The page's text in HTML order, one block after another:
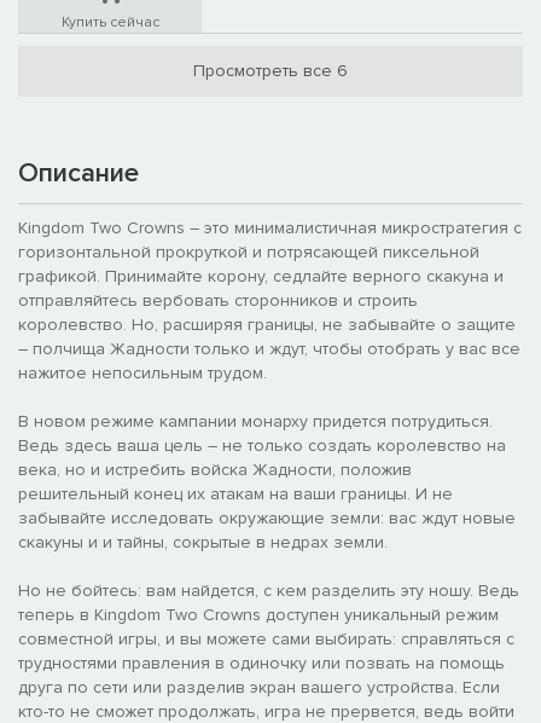
Купить сейчас
Просмотреть все 6
Описание
Kingdom Two Crowns – это минималистичная микростратегия с
горизонтальной прокруткой и потрясающей пиксельной
графикой. Принимайте корону, седлайте верного скакуна и
отправляйтесь вербовать сторонников и строить
королевство. Но, расширяя границы, не забывайте о защите
– полчища Жадности только и ждут, чтобы отобрать у вас все
нажитое непосильным трудом.
В новом режиме кампании монарху придется потрудиться.
Ведь здесь ваша цель – не только создать королевство на
века, но и истребить войска Жадности, положив
решительный конец их атакам на ваши границы. И не
забывайте исследовать окружающие земли: вас ждут новые
скакуны и и тайны, сокрытые в недрах земли.
Но не бойтесь: вам найдется, с кем разделить эту ношу. Ведь
теперь в Kingdom Two Crowns доступен уникальный режим
совместной игры, и вы можете сами выбирать: справляться с
трудностями правления в одиночку или позвать на помощь
друга по сети или разделив экран вашего устройства. Если
кто-то не сможет продолжать, игра не прервется, ведь войти